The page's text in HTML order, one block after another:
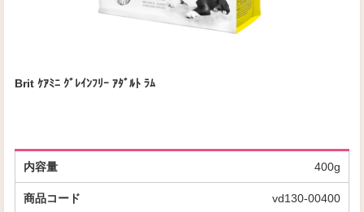
Brit ｹｱﾐﾆ ｸﾞﾚｲﾝﾌﾘｰ ｱﾀﾞﾙﾄ ﾗﾑ
400g
vd130-00400